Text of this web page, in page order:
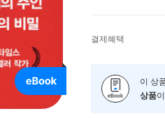
결제혜택
이 상
상품